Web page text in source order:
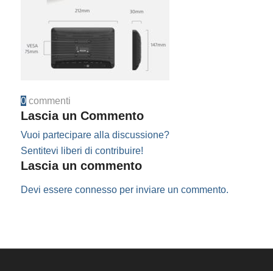
0 commenti
Lascia un Commento
Vuoi partecipare alla discussione?
Sentitevi liberi di contribuire!
Lascia un commento
Devi essere connessoper inviare un commento.